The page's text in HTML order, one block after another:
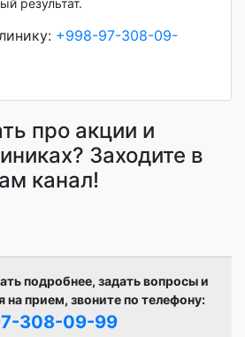
+998-97-308-09-
про акции и
Заходите в
канал!
подробнее, задать вопросы и
на прием, звоните по телефону:
308-09-99